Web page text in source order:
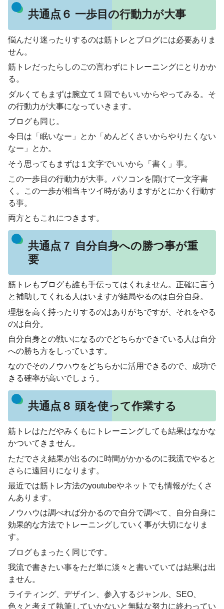
共通点６ 一歩目の行動力が大事
悩んだり迷ったりするのは筋トレとブログには必要ありま
せん。
筋トレだったらしのごの言わずにトレーニングにとりかか
る。
ダルくてもまずは腕立て１回でもいいからやってみる。そ
の行動力が大事になっていきます。
ブログも同じ。
今日は「眠いなー」とか「めんどくさいからやりたくない
なー」とか。
そう思ってもまずは１文字でいいから「書く」事。
この一歩目の行動力が大事。パソコンを開けて一文字書
く。この一歩が相当キツイ時がありますがとにかく行動す
る事。
両方ともこれにつきます。
共通点７ 自分自身への勝つ事が重
要
筋トレもブログも誰も手伝ってはくれません。正確に言う
と補助してくれる人はいますが結局やるのは自分自身。
理想を高く持ったりするのはありがちですが、それをやる
のは自分。
自分自身との戦いになるのでどちらかできている人は自分
への勝ち方をしっています。
なのでそのノウハウをどちらかに活用できるので、成功で
きる確率が高いでしょう。
共通点８ 頭を使って作業する
筋トレはただやみくもにトレーニングしても結果はなかな
かついてきません。
ただでさえ結果が出るのに時間がかかるのに我流でやると
さらに遠回りになります。
最近では筋トレ方法のyoutubeやネットでも情報がたくさ
んあります。
ノウハウは調べれば分かるので自分で調べて、自分自身に
効果的な方法でトレーニングしていく事が大切になりま
す。
ブログもまったく同じです。
我流で書きたい事をただ単に淡々と書いていては結果は出
ません。
ライティング、デザイン、参入するジャンル、SEO、
色々と考えて執筆していかないと無駄な努力に終わってい